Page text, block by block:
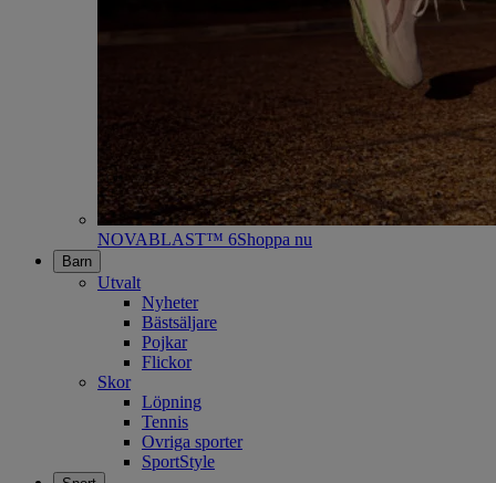
NOVABLAST™ 6Shoppa nu
Barn
Utvalt
Nyheter
Bästsäljare
Pojkar
Flickor
Skor
Löpning
Tennis
Ovriga sporter
SportStyle